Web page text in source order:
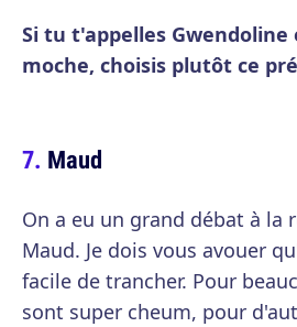
Si tu t'appelles
moche, choisis plutôt ce
Maud
On a eu un grand débat à la
Maud. Je dois vous avouer
facile de trancher. Pour
sont super cheum, pour